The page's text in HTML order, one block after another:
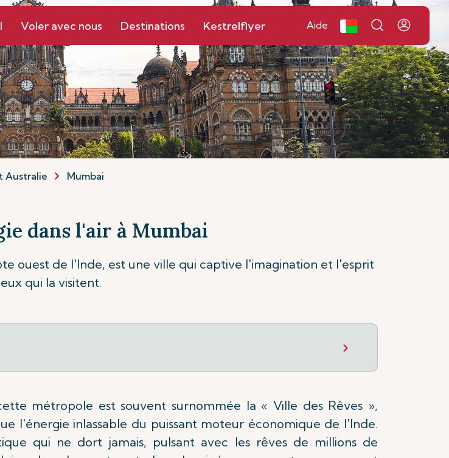
Voler avec nous Destinations Kestrelflyer Aide
Australie Mumbai
dans l'air à Mumbai
ouest de l'Inde, est une ville qui captive l'imagination et l'esprit
qui la visitent.
métropole est souvent surnommée la « Ville des Rêves »,
l'énergie inlassable du puissant moteur économique de l'Inde.
qui ne dort jamais, pulsant avec les rêves de millions de